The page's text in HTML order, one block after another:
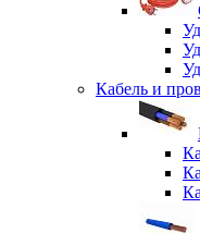
Кабель и